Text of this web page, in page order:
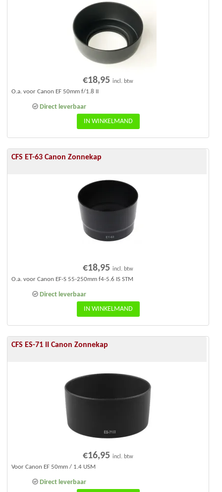
€18,95 incl. btw
Direct leverbaar
O.a. voor Canon EF 50mm f/1.8 II
IN WINKELMAND
CFS ET-63 Canon Zonnekap
€18,95 incl. btw
Direct leverbaar
O.a. voor Canon EF-S 55-250mm f4-5.6 IS STM
IN WINKELMAND
CFS ES-71 II Canon Zonnekap
€16,95 incl. btw
Direct leverbaar
Voor Canon EF 50mm / 1.4 USM